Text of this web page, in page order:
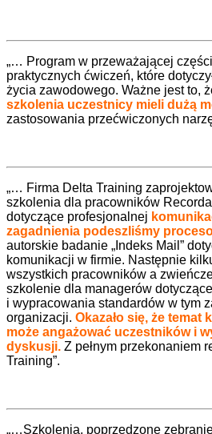
„… Program w przeważającej części
praktycznych ćwiczeń, które
życia zawodowego. Ważne jest to,
szkolenia uczestnicy mieli dużą
zastosowania przećwiczonych
„… Firma Delta Training
szkolenia dla pracowników
dotyczące profesjonalnej
zagadnienia podeszliśmy
autorskie badanie „Indeks Mail”
komunikacji w firmie. Następnie
wszystkich pracowników a
szkolenie dla managerów
i wypracowania standardów w tym
organizacji. Okazało się, że temat
może angażować uczestników i
dyskusji. Z pełnym przekonaniem
Training”.
„…Szkolenia, poprzedzone